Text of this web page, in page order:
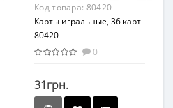
Код товара: 80420
Карты игральные, 36 карт
80420
0
31грн.